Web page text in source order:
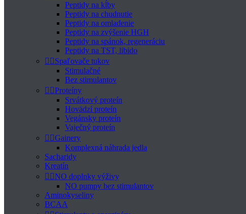
Peptidy na kĺby
Peptidy na chudnutie
Peptidy na omladenie
Peptidy na zvýšenie HGH
Peptidy na spánok, regeneráciu
Peptidy na TST, libido
 Spaľovače tukov
Stimulačné
Bez stimulantov
 Proteíny
Srvátkový proteín
Hovädzí proteín
Vegánsky proteín
Vaječný proteín
 Gainery
Komplexná náhrada jedla
Sacharidy
Kreatín
 NO doplnky výživy
NO pumpy bez stimulantov
Aminokyseliny
BCAA